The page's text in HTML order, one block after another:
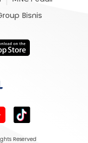
Bisnis
Reserved